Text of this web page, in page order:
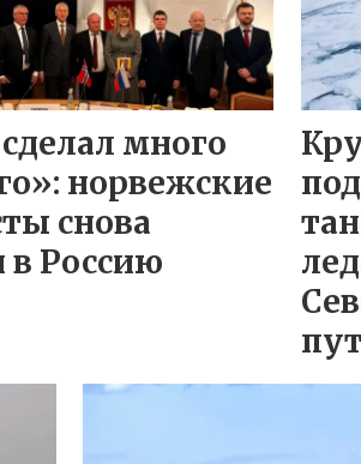
много
норвежские
снова
в Россию